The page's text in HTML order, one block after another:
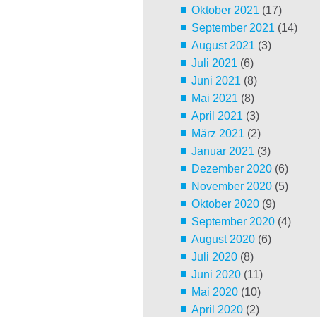
Oktober 2021 (17)
September 2021 (14)
August 2021 (3)
Juli 2021 (6)
Juni 2021 (8)
Mai 2021 (8)
April 2021 (3)
März 2021 (2)
Januar 2021 (3)
Dezember 2020(6)
November 2020(5)
Oktober 2020(9)
September 2020(4)
August 2020(6)
Juli 2020(8)
Juni 2020(11)
Mai 2020(10)
April 2020(2)